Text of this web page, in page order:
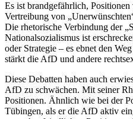
Es ist brandgefährlich,
Vertreibung von
Die rhetorische Verbindung der
Nationalsozialismus ist
oder Strategie – es ebnet den
stärkt die AfD und andere
Diese Debatten haben auch
AfD zu schwächen. Mit seiner
Positionen. Ähnlich wie bei der
Tübingen, als er die AfD aktiv